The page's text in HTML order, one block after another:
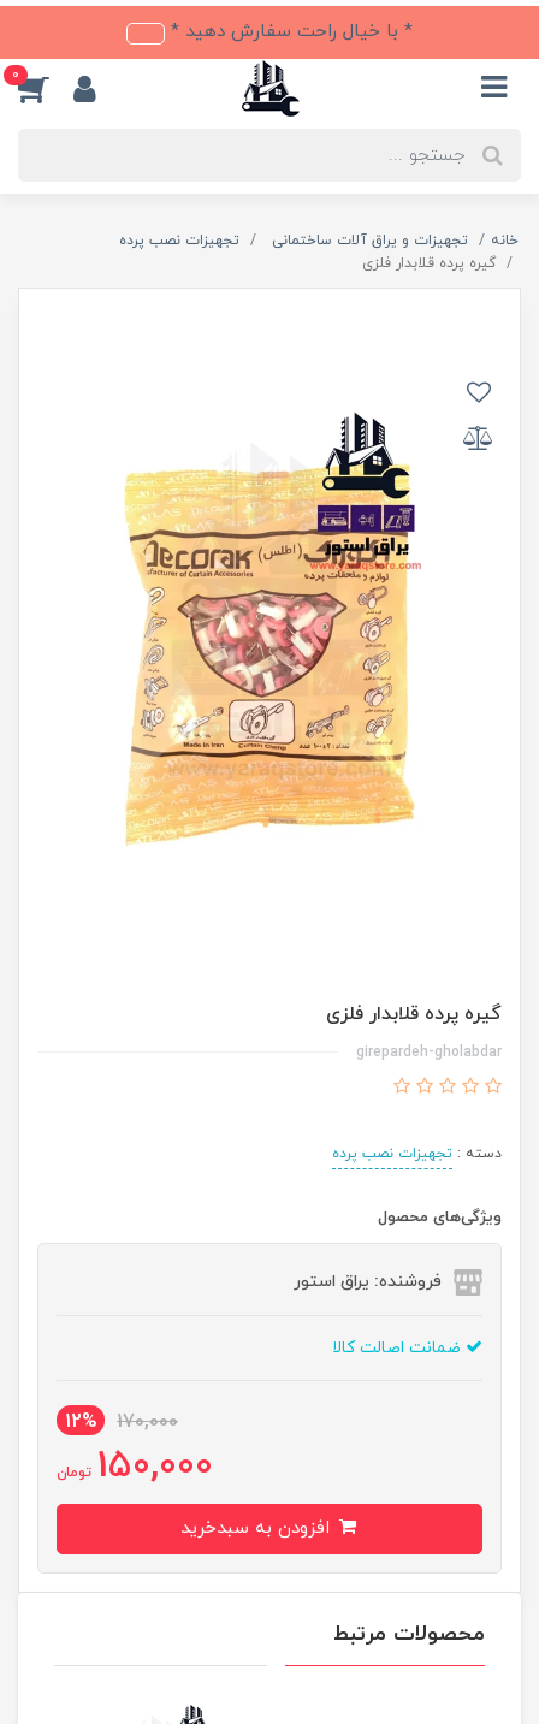
* با خیال راحت سفارش دهید *
0
خانه تجهیزات و یراق آلات ساختمانی
تجهیزات نصب پرده
گیره پرده قلابدار فلزی
گیره پرده قلابدار فلزی
girepardeh-gholabdar
دسته : تجهیزات نصب پرده
ویژگی‌های محصول
فروشنده: یراق استور
ضمانت اصالت کالا
170,000
12%
150,000 تومان
محصولات مرتبط